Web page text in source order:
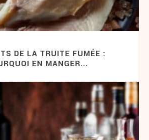
DE LA TRUITE FUMÉE :
EN MANGER...